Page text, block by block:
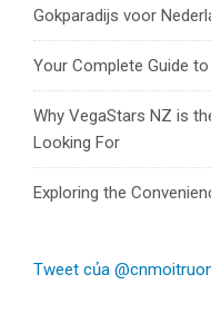
Gokparadijs voor
Your Complete Guide
Why VegaStars NZ is
Looking For
Exploring the
Tweet của